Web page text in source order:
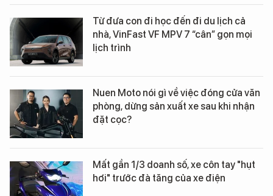
Từ đưa con đi học đến đi du lịch cả
nhà, VinFast VF MPV 7 “cân” gọn mọi
lịch trình
Nuen Moto nói gì về việc đóng cửa văn
phòng, dừng sản xuất xe sau khi nhận
đặt cọc?
Mất gần 1/3 doanh số, xe côn tay "hụt
hơi" trước đà tăng của xe điện